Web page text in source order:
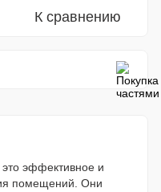
К сравнению
эффективное и
помещений. Они